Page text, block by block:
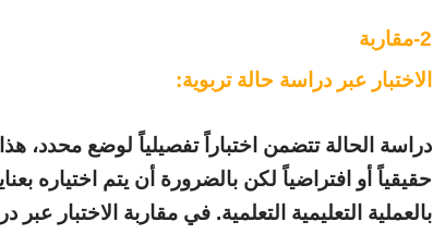
-2مقاربة
الاختبار عبر دراسة حالة تربوية:
دراسة الحالة تتضمن اختباراً تفصيلياً لوضع محدد،
حقيقياً أو افتراضياً لكن بالضرورة أن يتم اختياره
بالعملية التعليمية التعلمية. في مقاربة الاختبار